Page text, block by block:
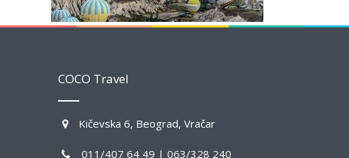
COCO Travel
Kičevska 6, Beograd, Vračar
011/407 64 49 | 063/328 240